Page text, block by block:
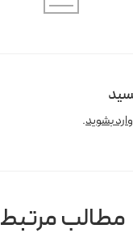
وارد بشوید.
مطالب مرتبط